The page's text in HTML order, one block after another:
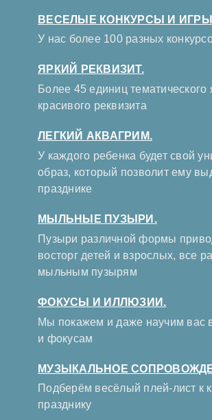
ВЕСЕЛЫЕ КОНКУРСЫ И
У нас более 100 разных
ЯРКИЙ РЕКВИЗИТ.
Более 45 единиц тематического
красивого реквизита
ЛЕГКИЙ АКВАГРИМ.
У каждого ребенка будет свой
образ, который позволит ему
празднике
МЫЛЬНЫЕ ПУЗЫРИ.
Пузыри различной формы
восторг детей и взрослых, все
мыльным пузырям
ФОКУСЫ И ИЛЛЮЗИИ.
Мы покажем и даже научим вас
и фокусам
МУЗЫКАЛЬНОЕ
Подберём весёлый плей-лист к
празднику